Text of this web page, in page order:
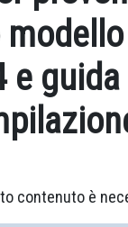
e
contenuto è